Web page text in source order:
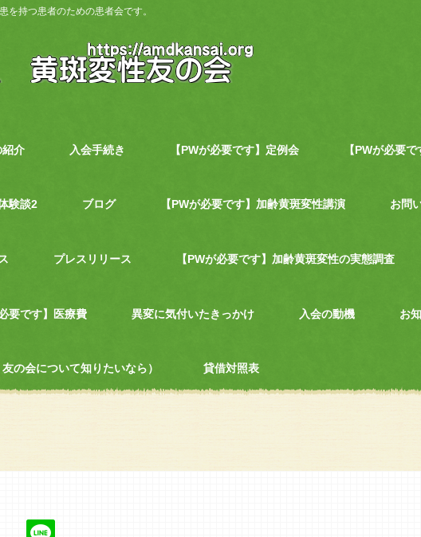
を持つ患者のための患者会です。
紹介 入会手続き 【PWが必要です】定例会 【PWが必要
験談2 ブログ 【PWが必要です】加齢黄斑変性講演 お問
プレスリリース 【PWが必要です】加齢黄斑変性の実態調査
要です】医療費 異変に気付いたきっかけ 入会の動機 お
の会について知りたいなら） 貸借対照表